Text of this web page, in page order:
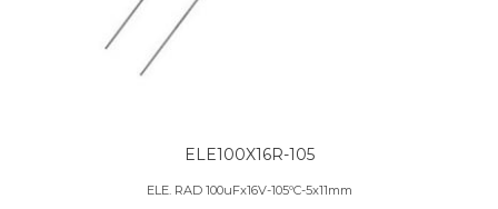
ELE100X16R-105
ELE. RAD 100uFx16V-105ºC-5x11mm